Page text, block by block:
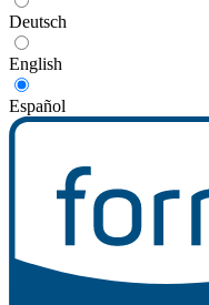
Deutsch
English
Español